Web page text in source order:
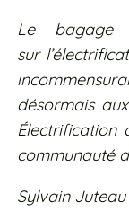
Le bagage
sur
désormais
Électrification
communauté
Sylvain Juteau